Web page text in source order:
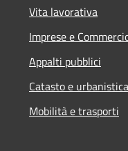
Vita lavorativa
Imprese e
Appalti pubblici
Catasto e urbanistica
Mobilità e trasporti